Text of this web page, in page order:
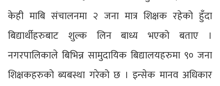
केही माबि संचालनमा २ जना मात्र शिक्षक रहेको हुँदा
बिद्यार्थीहरुबाट शुल्क लिन बाध्य भएको बताए ।
नगरपालिकाले बिभिन्न सामुदायिक बिद्यालयहरुमा ९० जना
शिक्षकहरुको ब्यबस्था गरेको छ । इन्सेक मानव अधिकार